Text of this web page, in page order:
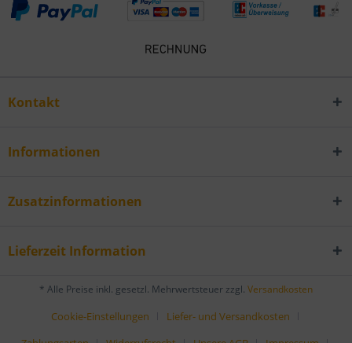
Kontakt
Informationen
Zusatzinformationen
Lieferzeit Information
* Alle Preise inkl. gesetzl. Mehrwertsteuer zzgl. Versandkosten
Cookie-Einstellungen
Liefer- und Versandkosten